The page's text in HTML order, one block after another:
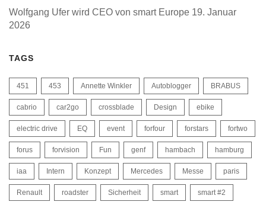
Wolfgang Ufer wird CEO von smart Europe 19. Januar
2026
TAGS
451 453 Annette Winkler Autoblogger BRABUS
cabrio car2go crossblade Design ebike
electric drive EQ event forfour forstars fortwo
forus forvision Fun genf hambach hamburg
iaa Intern Konzept Mercedes Messe paris
Renault roadster Sicherheit smart smart #2